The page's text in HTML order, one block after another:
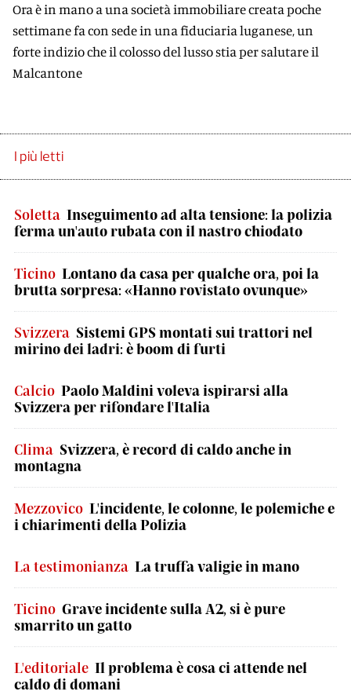
Ora è in mano a una società immobiliare creata poche
settimane fa con sede in una fiduciaria luganese, un
forte indizio che il colosso del lusso stia per salutare il
Malcantone
I più letti
Soletta Inseguimento ad alta tensione: la polizia
ferma un'auto rubata con il nastro chiodato
Ticino Lontano da casa per qualche ora, poi la
brutta sorpresa: «Hanno rovistato ovunque»
Svizzera Sistemi GPS montati sui trattori nel
mirino dei ladri: è boom di furti
Calcio Paolo Maldini voleva ispirarsi alla
Svizzera per rifondare l'Italia
Clima Svizzera, è record di caldo anche in
montagna
Mezzovico L'incidente, le colonne, le polemiche e
i chiarimenti della Polizia
La testimonianza La truffa valigie in mano
Ticino Grave incidente sulla A2, si è pure
smarrito un gatto
L'editoriale Il problema è cosa ci attende nel
caldo di domani